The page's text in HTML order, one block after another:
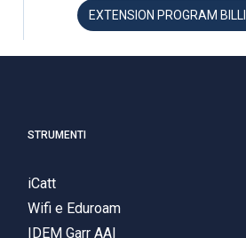
EXTENSION PROGRAM
STRUMENTI
iCatt
Wifi e Eduroam
IDEM Garr AAI